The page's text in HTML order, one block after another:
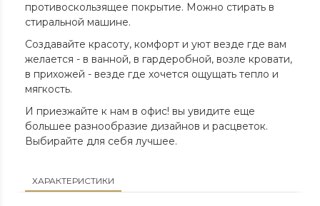
противоскользящее покрытие. Можно стирать в
стиральной машине.
Создавайте красоту, комфорт и уют везде где вам
желается - в ванной, в гардеробной, возле кровати,
в прихожей - везде где хочется ощущать тепло и
мягкость.
И приезжайте к нам в офис! вы увидите еще
большее разнообразие дизайнов и расцветок.
Выбирайте для себя лучшее.
ХАРАКТЕРИСТИКИ